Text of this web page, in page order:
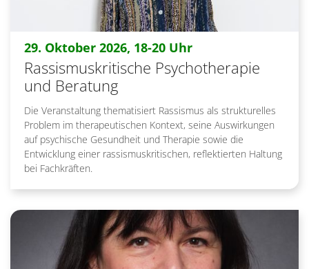
29. Oktober 2026, 18-20 Uhr:
Rassismuskritische Psychotherapie
und Beratung
Die Veranstaltung thematisiert Rassismus als strukturelles
Problem im therapeutischen Kontext, seine Auswirkungen
auf psychische Gesundheit und Therapie sowie die
Entwicklung einer rassismuskritischen, reflektierten Haltung
bei Fachkräften.